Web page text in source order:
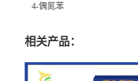
4-偶氮苯
相关产品：